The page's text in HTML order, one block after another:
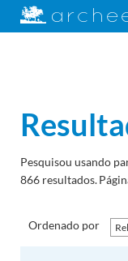
Pesquisou usando
866 resultados.
Ordenado por